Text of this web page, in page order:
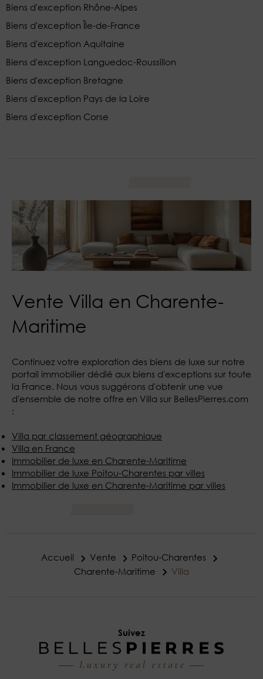
Biens d'exception Rhône-Alpes
Biens d'exception Île-de-France
Biens d'exception Aquitaine
Biens d'exception Languedoc-Roussillon
Biens d'exception Bretagne
Biens d'exception Pays de la Loire
Biens d'exception Corse
Vente Villa en Charente-
Maritime
Continuez votre exploration des biens de luxe sur notre
portail immobilier dédié aux biens d'exceptions sur toute
la France. Nous vous suggérons d'obtenir une vue
d'ensemble de notre offre en Villa sur BellesPierres.com
:
Villa par classement géographique
Villa en France
Immobilier de luxe en Charente-Maritime
Immobilier de luxe Poitou-Charentes par villes
Immobilier de luxe en Charente-Maritime par villes
Accueil Vente
Poitou-Charentes
Charente-Maritime
Villa
Suivez